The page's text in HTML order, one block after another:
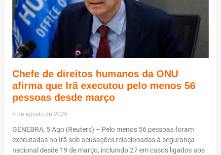
Chefe de direitos humanos da ONU
afirma que Irã executou pelo menos 56
pessoas desde março
5 de agosto de 2026
GENEBRA, 5 Ago (Reuters) – Pelo menos 56 pessoas foram
executadas no Irã sob acusações relacionadas à segurança
nacional desde 19 de março, incluindo 27 em casos ligados aos